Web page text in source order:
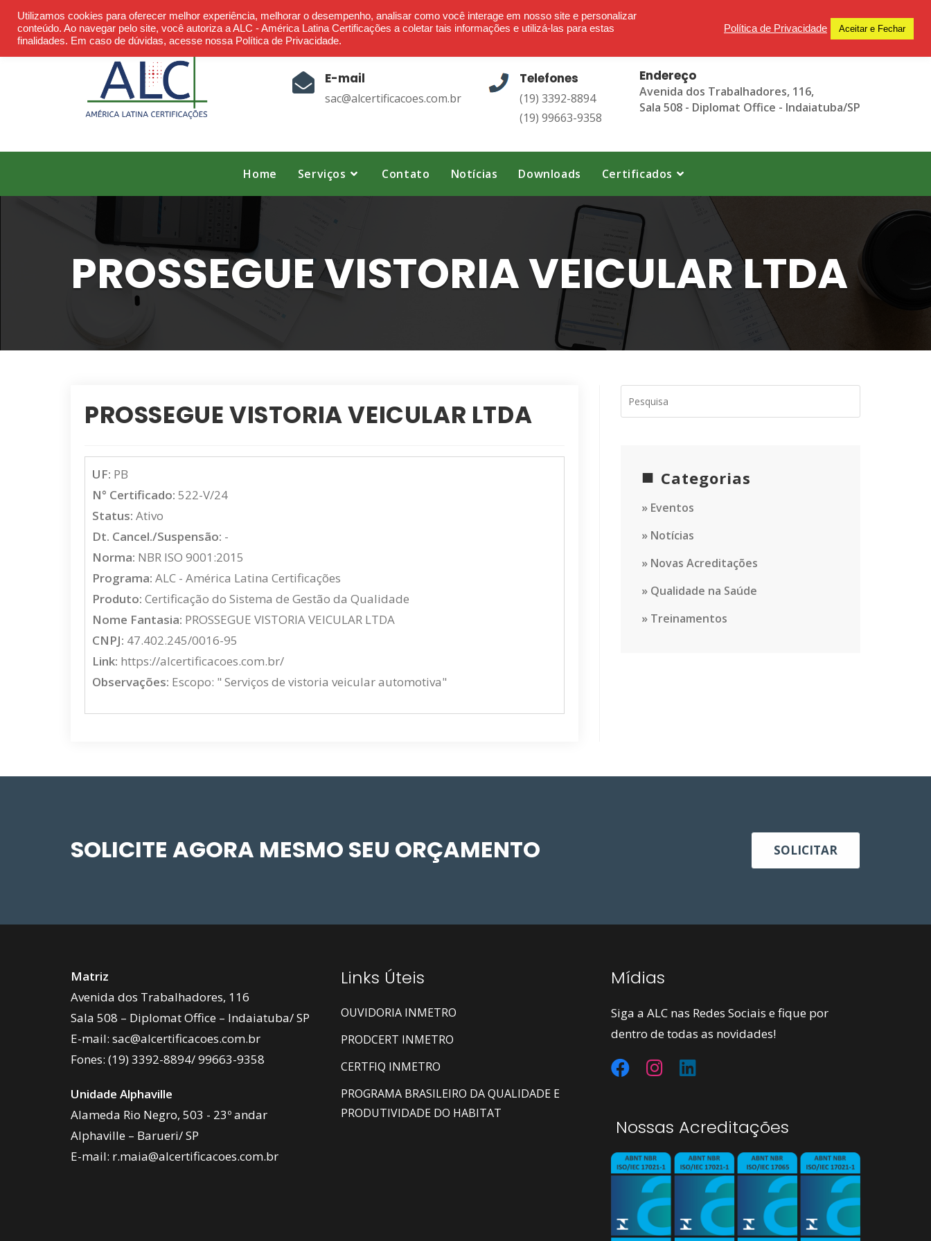
content
Ética - Confiança - Credibilidade - Transparência
E-mail
sac@alcertificacoes.com.br
Telefones
(19) 3392-8894
(19) 99663-9358
Endereço
Avenida dos Trabalhadores, 116,
Sala 508 - Diplomat Office - Indaiatuba/SP
Home Serviços Contato Notícias Downloads Certificados
PROSSEGUE VISTORIA VEICULAR LTDA
PROSSEGUE VISTORIA VEICULAR LTDA
UF: PB
N° Certificado: 522-V/24
Status: Ativo
Dt. Cancel./Suspensão: -
Norma: NBR ISO 9001:2015
Programa: ALC - América Latina Certificações
Produto: Certificação do Sistema de Gestão da Qualidade
Nome Fantasia: PROSSEGUE VISTORIA VEICULAR LTDA
CNPJ: 47.402.245/0016-95
Link: https://alcertificacoes.com.br/
Observações: Escopo: " Serviços de vistoria veicular automotiva"
Categorias
Eventos
Notícias
Novas Acreditações
Qualidade na Saúde
Treinamentos
SOLICITE AGORA MESMO SEU ORÇAMENTO SOLICITAR
Matriz
Avenida dos Trabalhadores, 116
Sala 508 – Diplomat Office – Indaiatuba/ SP
E-mail: sac@alcertificacoes.com.br
Fones: (19) 3392-8894/99663-9358
Unidade Alphaville
Alameda Rio Negro, 503 - 23º andar
Alphaville – Barueri/ SP
E-mail: r.maia@alcertificacoes.com.br
Links Úteis
OUVIDORIA INMETRO
PRODCERT INMETRO
CERTFIQ INMETRO
PROGRAMA BRASILEIRO DA QUALIDADE E
PRODUTIVIDADE DO HABITAT
Mídias
Siga a ALC nas Redes Sociais e fique por
dentro de todas as novidades!
Nossas Acreditações
Utilizamos cookies para oferecer melhor experiência, melhorar o desempenho, analisar como você interage em nosso site e personalizar
conteúdo. Ao navegar pelo site, você autoriza a ALC - América Latina Certificações a coletar tais informações e utilizá-las para estas
finalidades. Em caso de dúvidas, acesse nossa Política de Privacidade.
Política de Privacidade Aceitar e Fechar